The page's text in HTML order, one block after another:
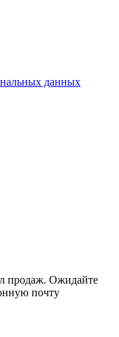
данных
продаж. Ожидайте
почту